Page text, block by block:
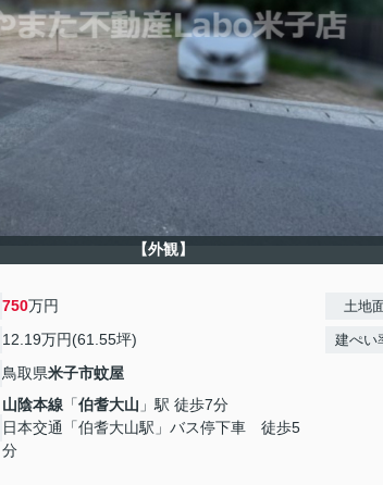
【外観】
750万円
12.19万円(61.55坪)
鳥取県米子市蚊屋
山陰本線 「伯耆大山 」駅 徒歩7分
日本交通「伯耆大山駅」バス停下車 徒歩5
分
土地
建ぺい